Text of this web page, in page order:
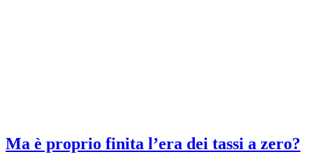
Ma è proprio finita l’era dei tassi a zero?